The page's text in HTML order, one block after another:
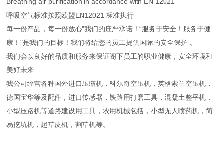
呼吸空气标准按照欧盟EN12021 标准执行
每一份产品，每一份放心"我们的庄严承诺！“服务于安全！服务于健
康！"是我们的目标！我们将给您的员工提供国际的安全保护 。
我们会以良好的品质和服务来保证阁下员工的职业健康，安全环境和
美好未来
我公司经营各种国外进口压缩机，科尔奇空压机，英格索兰空压机，
德国宝华等及配件，进口传感器，铁路用打磨工具，混凝土整平机，
小型压路机等道路建设用工具，农用机械包括，小型无人喷药机，简
易挖坑机，起草皮机，割草机等。